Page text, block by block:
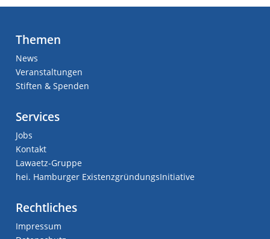
Themen
News
Veranstaltungen
Stiften & Spenden
Services
Jobs
Kontakt
Lawaetz-Gruppe
hei. Hamburger ExistenzgründungsInitiative
Rechtliches
Impressum